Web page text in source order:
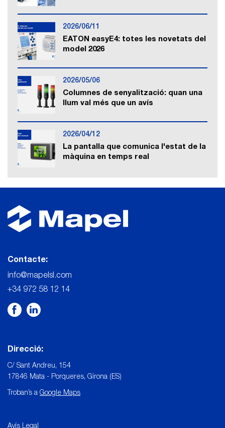
2026/06/11
EATON easyE4: totes les novetats del
model 2026
2026/05/06
Columnes de senyalització: quan una
llum val més que un avís
2026/04/12
La pantalla que comunica l'estat de la
màquina en temps real
Contacte:
info@mapelsl.com
+34 972 58 12 14
Direcció:
C/ Sant Andreu, 154
17846 Mata - Porqueres, Girona (ES)
Troban’s a Google Maps
Avís Legal